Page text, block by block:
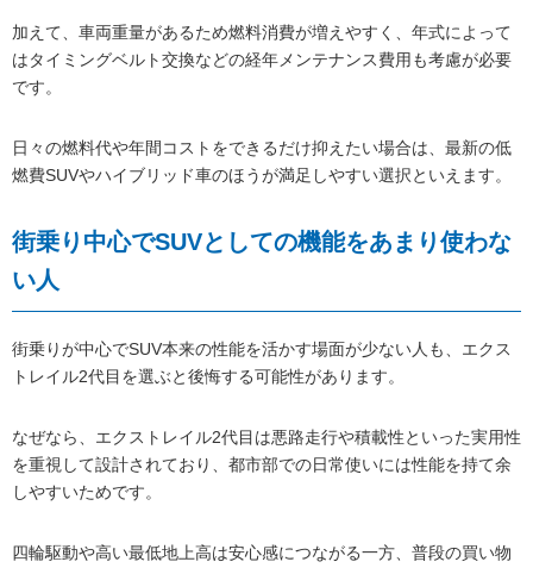
加えて、車両重量があるため燃料消費が増えやすく、年式によって
はタイミングベルト交換などの経年メンテナンス費用も考慮が必要
です。
日々の燃料代や年間コストをできるだけ抑えたい場合は、最新の低
燃費SUVやハイブリッド車のほうが満足しやすい選択といえます。
街乗り中心でSUVとしての機能をあまり使わな
い人
街乗りが中心でSUV本来の性能を活かす場面が少ない人も、エクス
トレイル2代目を選ぶと後悔する可能性があります。
なぜなら、エクストレイル2代目は悪路走行や積載性といった実用性
を重視して設計されており、都市部での日常使いには性能を持て余
しやすいためです。
四輪駆動や高い最低地上高は安心感につながる一方、普段の買い物